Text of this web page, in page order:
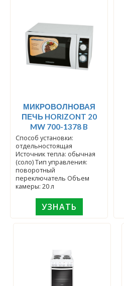
МИКРОВОЛНОВАЯ
ПЕЧЬ HORIZONT 20
MW 700-1378 B
Способ установки:
отдельностоящая
Источник тепла: обычная
(соло) Тип управления:
поворотный
переключатель Объем
камеры: 20 л
УЗНАТЬ